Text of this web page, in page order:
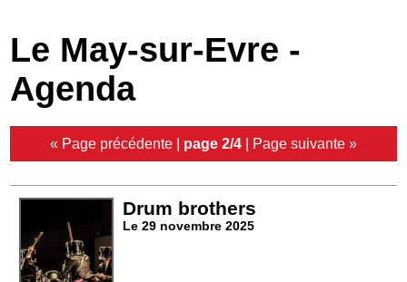
Economie
Services
Contacts
Le May-sur-Evre -
Agenda
« Page précédente | page 2/4 | Page suivante »
Drum brothers
Le 29 novembre 2025